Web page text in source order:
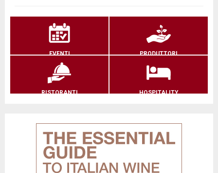
EVENTI PRODUTTORI
RISTORANTI HOSPITALITY